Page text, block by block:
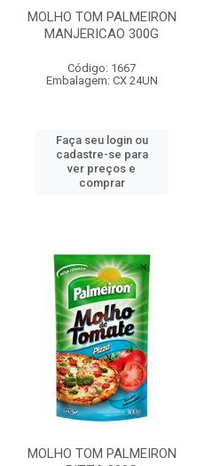
MOLHO TOM PALMEIRON
MANJERICAO 300G
Código: 1667
Embalagem: CX 24UN
Faça seu login ou
cadastre-se para
ver preços e
comprar
MOLHO TOM PALMEIRON